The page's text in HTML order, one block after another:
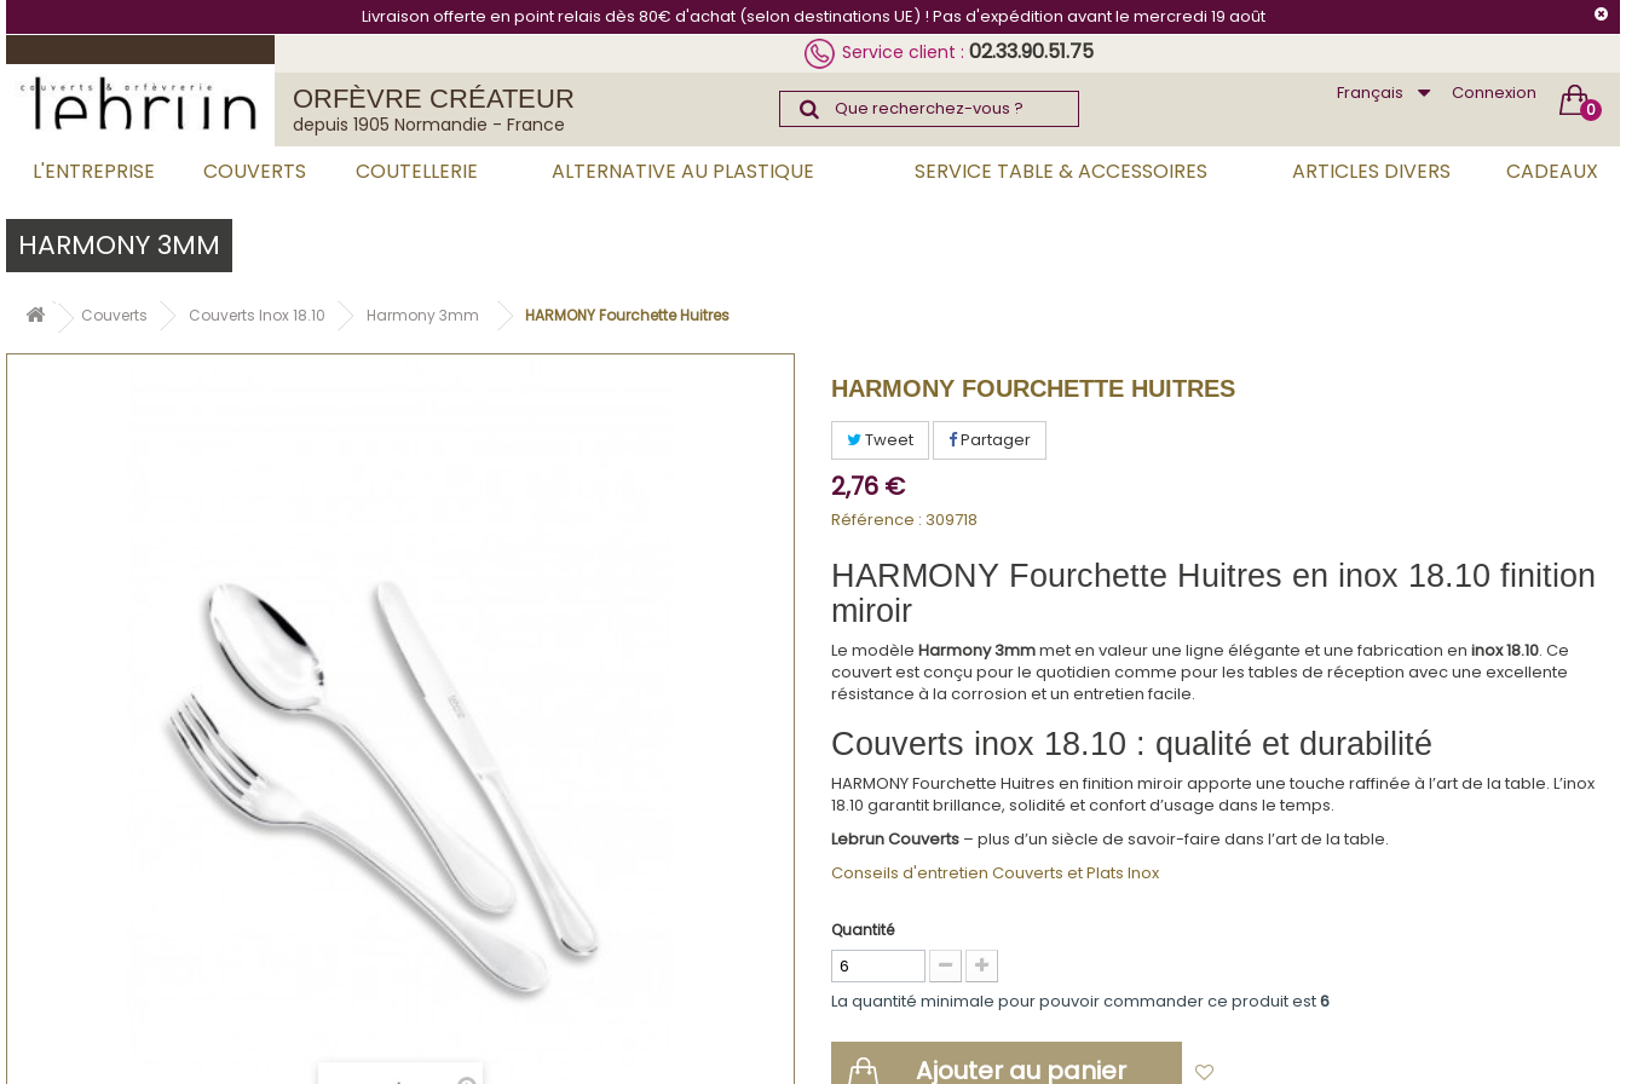
Livraison offerte en point relais dès 80€ d'achat (selon destinations UE) ! Pas d'expédition avant le mercredi 19 août
Service client :02.33.90.51.75
ORFÈVRE CRÉATEUR
depuis 1905 Normandie - France
0
Connexion
Français
L'ENTREPRISE COUVERTS COUTELLERIE ALTERNATIVE AU PLASTIQUE SERVICE TABLE & ACCESSOIRES ARTICLES DIVERS CADEAUX
HARMONY 3MM
Couverts Couverts Inox 18.10 Harmony 3mm HARMONY Fourchette Huitres
HARMONY FOURCHETTE HUITRES
Tweet Partager
2,76 €
Référence : 309718
HARMONY Fourchette Huitres en inox 18.10 finition
miroir
Le modèle Harmony 3mmmet en valeur une ligne élégante et une fabrication en inox 18.10. Ce
couvert est conçu pour le quotidien comme pour les tables de réception avec une excellente
résistance à la corrosion et un entretien facile.
Couverts inox 18.10 : qualité et durabilité
HARMONY Fourchette Huitres en finition miroir apporte une touche raffinée à l’art de la table. L’inox
18.10 garantit brillance, solidité et confort d’usage dans le temps.
Lebrun Couverts – plus d’un siècle de savoir-faire dans l’art de la table.
Conseils d'entretien Couverts et Plats Inox
Quantité
La quantité minimale pour pouvoir commander ce produit est6
Ajouter au panier